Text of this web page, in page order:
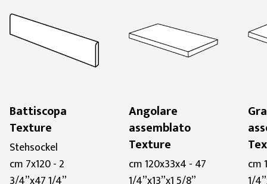
Battiscopa
Texture
Stehsockel
cm 7x120 - 2
Angolare
assemblato
Texture
cm 120x33x4 - 47
cm